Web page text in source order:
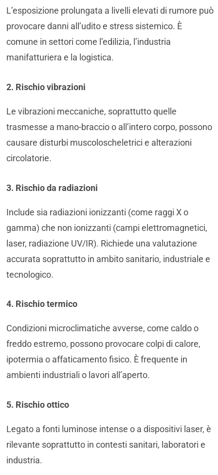
L’esposizione prolungata a livelli elevati di rumore può
provocare danni all’udito e stress sistemico. È
comune in settori come l’edilizia, l’industria
manifatturiera e la logistica.
2. Rischio vibrazioni
Le vibrazioni meccaniche, soprattutto quelle
trasmesse a mano-braccio o all’intero corpo, possono
causare disturbi muscoloscheletrici e alterazioni
circolatorie.
3. Rischio da radiazioni
Include sia radiazioni ionizzanti (come raggi X o
gamma) che non ionizzanti (campi elettromagnetici,
laser, radiazione UV/IR). Richiede una valutazione
accurata soprattutto in ambito sanitario, industriale e
tecnologico.
4. Rischio termico
Condizioni microclimatiche avverse, come caldo o
freddo estremo, possono provocare colpi di calore,
ipotermia o affaticamento fisico. È frequente in
ambienti industriali o lavori all’aperto.
5. Rischio ottico
Legato a fonti luminose intense o a dispositivi laser, è
rilevante soprattutto in contesti sanitari, laboratori e
industria.